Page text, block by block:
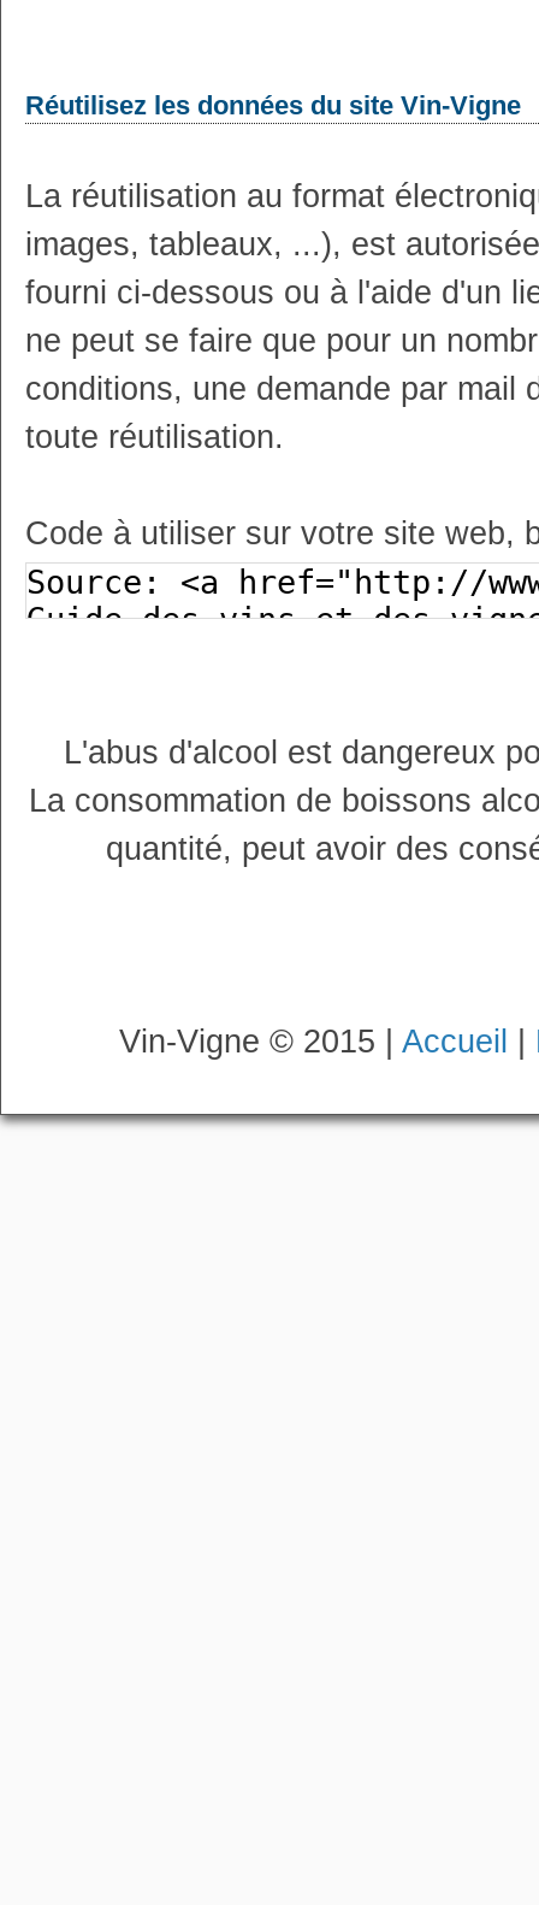
Réutilisez les données du site Vin-Vigne
La réutilisation au format
images, tableaux, ...), est
fourni ci-dessous ou à l'aide d'un
ne peut se faire que pour un
conditions, une demande par mail
toute réutilisation.
Code à utiliser sur votre site web,
L'abus d'alcool est dangereux
La consommation de boissons
quantité, peut avoir des
Vin-Vigne © 2015 | Accueil